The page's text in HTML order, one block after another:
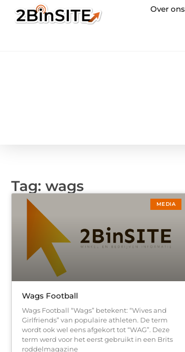
Over ons
Tag: wags
MEDIA
Wags Football
Wags Football “Wags” betekent: “Wives and
Girlfriends” van populaire athleten. De term
wordt ook wel eens afgekort tot “WAG”. Deze
term werd voor het eerst gebruikt in een Brits
roddelmagazine